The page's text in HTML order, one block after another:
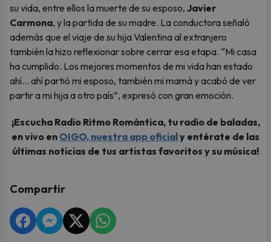
su vida, entre ellos la muerte de su esposo, Javier
Carmona, y la partida de su madre. La conductora señaló
además que el viaje de su hija Valentina al extranjero
también la hizo reflexionar sobre cerrar esa etapa. “Mi casa
ha cumplido. Los mejores momentos de mi vida han estado
ahí… ahí partió mi esposo, también mi mamá y acabó de ver
partir a mi hija a otro país”, expresó con gran emoción.
¡Escucha Radio Ritmo Romántica, tu radio de baladas,
en vivo en OIGO, nuestra app oficialy entérate de las
últimas noticias de tus artistas favoritos y su música!
Compartir